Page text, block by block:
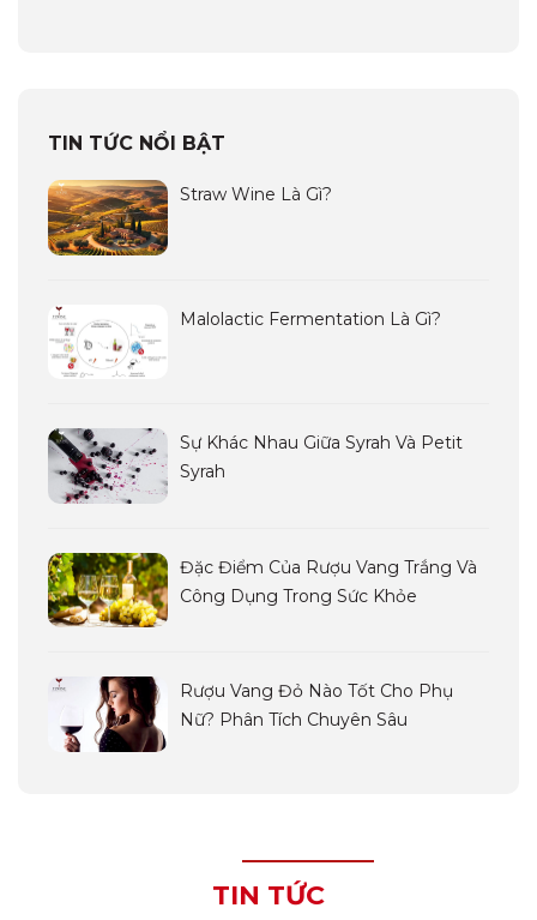
TIN TỨC NỔI BẬT
Straw Wine Là Gì?
Malolactic Fermentation Là Gì?
Sự Khác Nhau Giữa Syrah Và Petit
Syrah
Đặc Điểm Của Rượu Vang Trắng Và
Công Dụng Trong Sức Khỏe
Rượu Vang Đỏ Nào Tốt Cho Phụ
Nữ? Phân Tích Chuyên Sâu
TIN TỨC